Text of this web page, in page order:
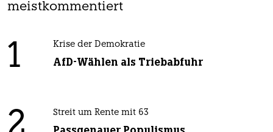
meistkommentiert
1 Krise der Demokratie
AfD-Wählen als Triebabfuhr
Streit um Rente mit 63